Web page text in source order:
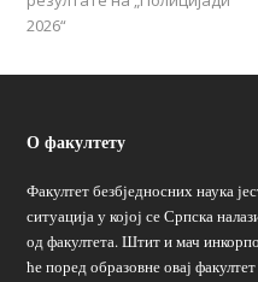
2026“
О факултету
Факултет безбједносних наука
ситуација у којој се Српска
од факултета. Штит и мач
ће поред образовне овај